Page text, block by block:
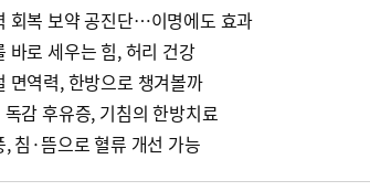
회복 보약 공진단…이명에도 효과
바로 세우는 힘, 허리 건강
면역력, 한방으로 챙겨볼까
감 후유증, 기침의 한방치료
침·뜸으로 혈류 개선 가능